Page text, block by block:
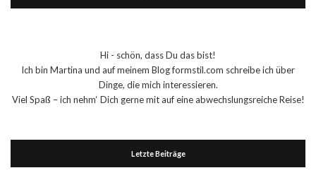
Hi - schön, dass Du das bist!
Ich bin Martina und auf meinem Blog formstil.com schreibe ich über
Dinge, die mich interessieren.
Viel Spaß – ich nehm‘ Dich gerne mit auf eine abwechslungsreiche Reise!
Letzte Beiträge